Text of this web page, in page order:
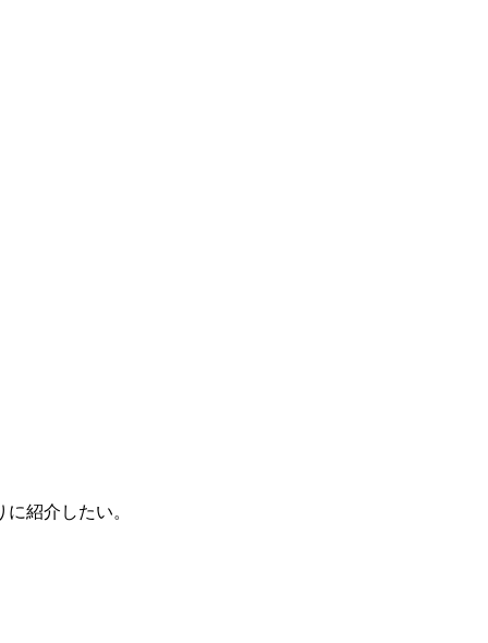
紹介したい。